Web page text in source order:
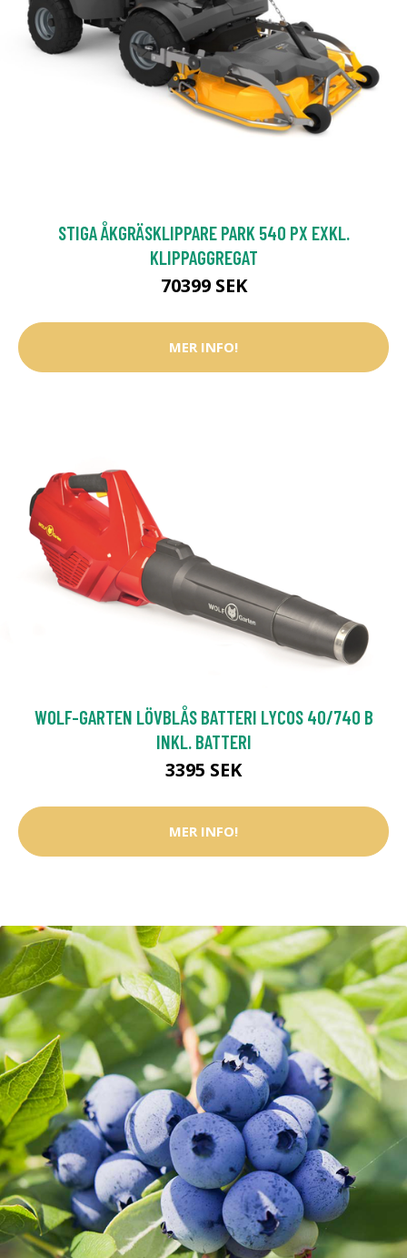
STIGA ÅKGRÄSKLIPPARE PARK 540 PX EXKL.
KLIPPAGGREGAT
70399 SEK
MER INFO!
WOLF-GARTEN LÖVBLÅS BATTERI LYCOS 40/740 B
INKL. BATTERI
3395 SEK
MER INFO!